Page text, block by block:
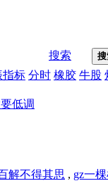
搜索
指标 分时 橡胶 牛股
低调
解不得其思 , gz一